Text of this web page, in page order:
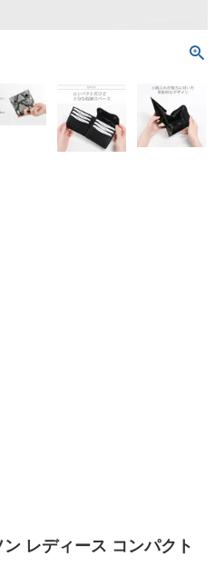
レディース コンパクト